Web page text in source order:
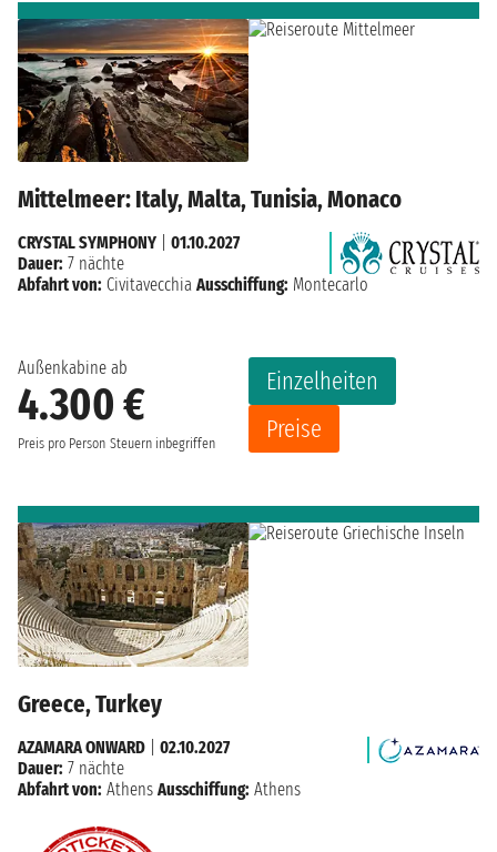
Mittelmeer: Italy, Malta, Tunisia, Monaco
Außenkabine ab
4.300 €
Preis pro Person Steuern inbegriffen
Einzelheiten
Preise
CRYSTAL SYMPHONY
01.10.2027
Dauer: 7 nächte
Abfahrt von: Civitavecchia Ausschiffung: Montecarlo
Greece, Turkey
AZAMARA ONWARD
02.10.2027
Dauer: 7 nächte
Abfahrt von: Athens Ausschiffung: Athens